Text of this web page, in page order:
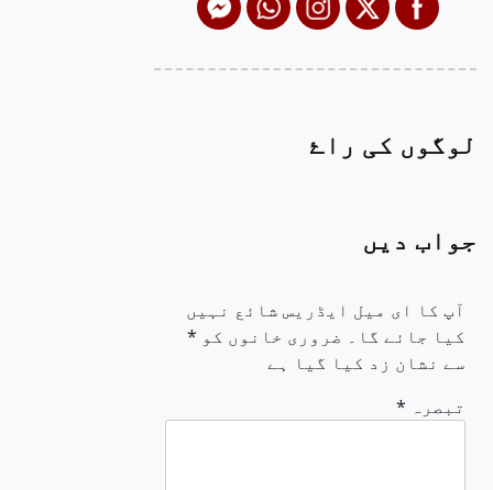
لوگوں کی راۓ
جواب دیں
آپ کا ای میل ایڈریس شائع نہیں
کیا جائے گا۔ ضروری خانوں کو *
سے نشان زد کیا گیا ہے
تبصرہ *